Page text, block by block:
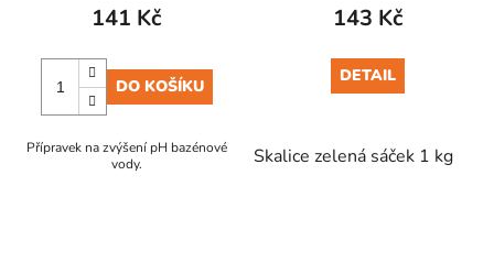
141 Kč
DO KOŠÍKU
Přípravek na zvýšení pH bazénové
vody.
143 Kč
DETAIL
Skalice zelená sáček 1 kg